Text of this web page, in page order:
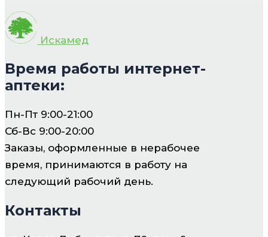
Искамед
Время работы интернет-
аптеки:
Пн-Пт 9:00-21:00
Сб-Вс 9:00-20:00
Заказы, оформленные в нерабочее
время, принимаются в работу на
следующий рабочий день.
Контакты